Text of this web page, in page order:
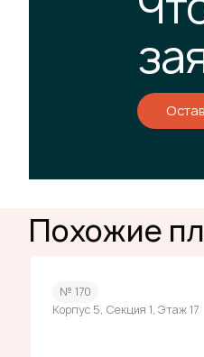
Похожие
№ 170
Корпус 5, Секция 1, Этаж 17